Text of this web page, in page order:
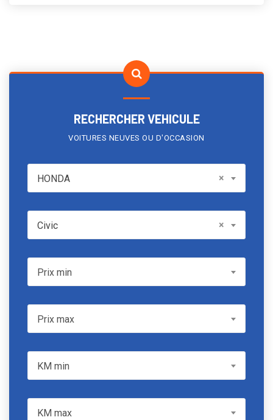
RECHERCHER VEHICULE
VOITURES NEUVES OU D'OCCASION
HONDA ×
HONDA
Model ×
Civic
Prix minPrix min
Prix maxPrix max
KM min
KM max